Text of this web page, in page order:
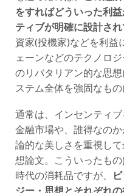
をすればどういった利
ティブが明確に設計され
資家(投機家)などを利益
ェーンなどのテクノロ
のリバタリアン的な思
ステム全体を強固なもの
通常は、インセンティ
金融市場や、誰得なの
論的な美しさを重視し
想論文。こういったも
時代の消耗品ですが、
ジー・思想とそれぞれ